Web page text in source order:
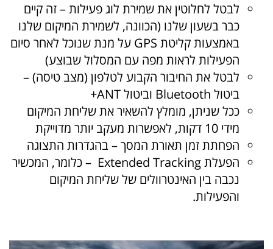
לבטל לחלוטין את שמירת לוג פעילות – זה קיים
כבר בשעון שלנו (הכוונה, לשמירת המיקום שלנו
באמצעות קליטת GPS על מנת שנוכל לאחר סיום
הפעילות לראות מפה עם המסלול שבוצע)
לבטל את החיבור הקבוע לטלפון (מצב טיסה) –
ביטול Bluetooth וביטולANT‍+
ככל שניתן, מומלץ להשאיר את שליחת המיקום
מידי 10 דקות, לאפשרות מעקב יותר מדוייקת
הפחתת זמן תאורת המסך – בהגדרות התצוגה
הפעלת Extended Tracking – כלומר, המכשיר
נכבה בין האינטרוולים של שליחת המיקום
והפעילות.